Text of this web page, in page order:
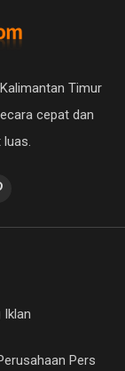
Timur
cepat dan
Iklan
Pers